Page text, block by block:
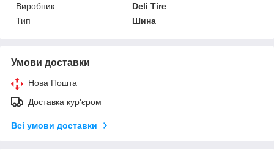
Виробник
Deli Tire
Тип
Шина
Умови доставки
Нова Пошта
Доставка кур'єром
Всі умови доставки